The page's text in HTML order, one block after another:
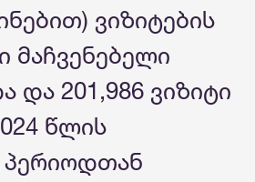
ვიზიტების
და 201,986 ვიზიტი
წლის